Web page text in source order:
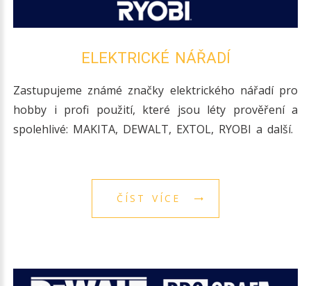
ELEKTRICKÉ NÁŘADÍ
Zastupujeme známé značky elektrického nářadí pro
hobby i profi použití, které jsou léty prověření a
spolehlivé: MAKITA, DEWALT, EXTOL, RYOBI a další.
ČÍST VÍCE